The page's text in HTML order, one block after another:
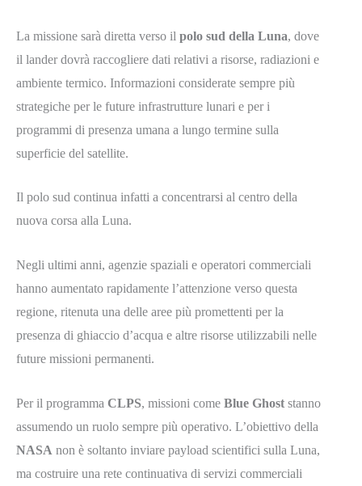
La missione sarà diretta verso il polo sud della Luna, dove
il lander dovrà raccogliere dati relativi a risorse, radiazioni e
ambiente termico. Informazioni considerate sempre più
strategiche per le future infrastrutture lunari e per i
programmi di presenza umana a lungo termine sulla
superficie del satellite.
Il polo sud continua infatti a concentrarsi al centro della
nuova corsa alla Luna.
Negli ultimi anni, agenzie spaziali e operatori commerciali
hanno aumentato rapidamente l’attenzione verso questa
regione, ritenuta una delle aree più promettenti per la
presenza di ghiaccio d’acqua e altre risorse utilizzabili nelle
future missioni permanenti.
Per il programma CLPS, missioni come Blue Ghost stanno
assumendo un ruolo sempre più operativo. L’obiettivo della
NASA non è soltanto inviare payload scientifici sulla Luna,
ma costruire una rete continuativa di servizi commerciali